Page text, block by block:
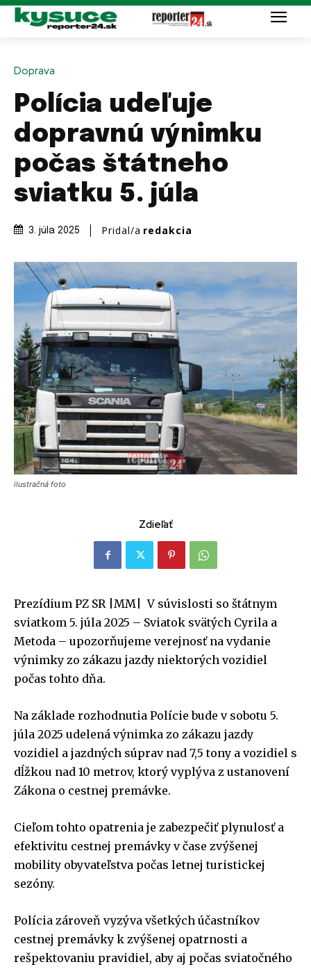
Doprava
Polícia udeľuje
dopravnú výnimku
počas štátneho
sviatku 5. júla
3. júla 2025 Pridal/a redakcia
ilustračná foto
Zdieľať
Prezídium PZ SR |MM| V súvislosti so štátnym
sviatkom 5. júla 2025 – Sviatok svätých Cyrila a
Metoda – upozorňujeme verejnosť na vydanie
výnimky zo zákazu jazdy niektorých vozidiel
počas tohto dňa.
Na základe rozhodnutia Polície bude v sobotu 5.
júla 2025 udelená výnimka zo zákazu jazdy
vozidiel a jazdných súprav nad 7,5 tony a vozidiel s
dĺžkou nad 10 metrov, ktorý vyplýva z ustanovení
Zákona o cestnej premávke.
Cieľom tohto opatrenia je zabezpečiť plynulosť a
efektivitu cestnej premávky v čase zvýšenej
mobility obyvateľstva počas letnej turistickej
sezóny.
Polícia zároveň vyzýva všetkých účastníkov
cestnej premávky k zvýšenej opatrnosti a
rešpektovaniu pravidiel, aby aj počas sviatočného